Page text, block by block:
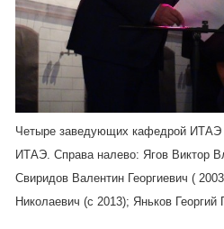
Четыре заведующих кафедрой ИТАЭ
ИТАЭ. Справа налево: Ягов Виктор
Свиридов Валентин Георгиевич (
Николаевич (с 2013); Яньков Георгий